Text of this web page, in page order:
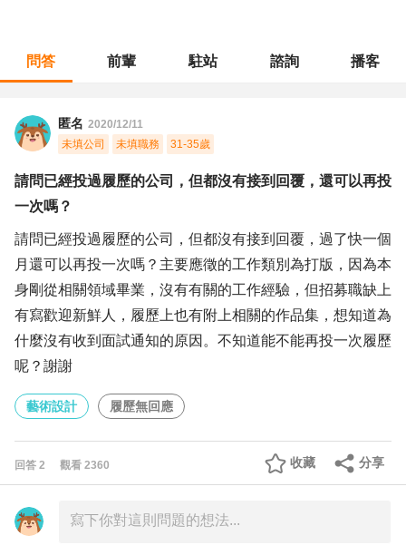
問答 前輩 駐站 諮詢 播客
匿名 2020/12/11
未填公司
未填職務 31-35歲
請問已經投過履歷的公司，但都沒有接到回覆，還可以再投
一次嗎？
請問已經投過履歷的公司，但都沒有接到回覆，過了快一個
月還可以再投一次嗎？主要應徵的工作類別為打版，因為本
身剛從相關領域畢業，沒有有關的工作經驗，但招募職缺上
有寫歡迎新鮮人，履歷上也有附上相關的作品集，想知道為
什麼沒有收到面試通知的原因。不知道能不能再投一次履歷
呢？謝謝
藝術設計 履歷無回應
回答 2 觀看 2360 分享
收藏